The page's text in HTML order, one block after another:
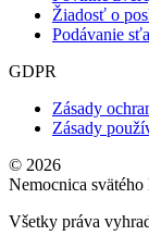
Žiadosť o
Podávanie
GDPR
Zásady
Zásady
© 2026
Nemocnica svätého
Všetky práva